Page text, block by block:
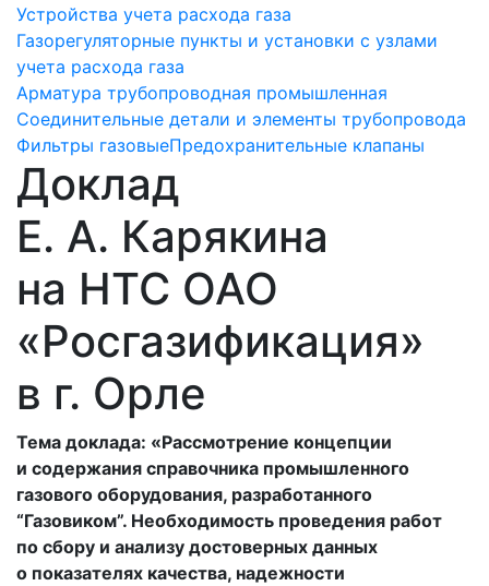
Устройства учета расхода газа
Газорегуляторные пункты и установки с узлами
учета расхода газа
Арматура трубопроводная промышленная
Соединительные детали и элементы трубопровода
Фильтры газовыеПредохранительные клапаны
Доклад
Е. А. Карякина
на НТС ОАО
«Росгазификация»
в г. Орле
Тема доклада: «Рассмотрение концепции
и содержания справочника промышленного
газового оборудования, разработанного
“Газовиком”. Необходимость проведения работ
по сбору и анализу достоверных данных
о показателях качества, надежности